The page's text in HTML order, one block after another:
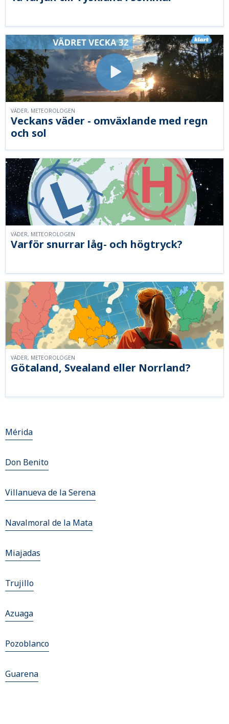
Veckans väder - omväxlande med regn
och sol
VÄDER, METEOROLOGEN
Varför snurrar låg- och högtryck?
VÄDER, METEOROLOGEN
Götaland, Svealand eller Norrland?
VÄDER, METEOROLOGEN
Mérida
Don Benito
Villanueva de la Serena
Navalmoral de la Mata
Miajadas
Trujillo
Azuaga
Pozoblanco
Guarena